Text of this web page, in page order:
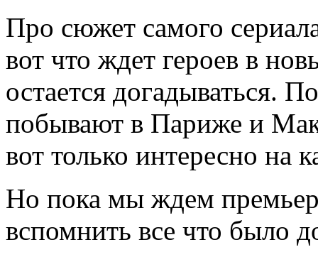
Про сюжет самого
вот что ждет героев в
остается догадываться.
побывают в Париже и
вот только интересно на
Но пока мы ждем
вспомнить все что было